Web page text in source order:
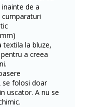
de a
textila la bluze,
a creea
se folosi doar
uscator. A nu se